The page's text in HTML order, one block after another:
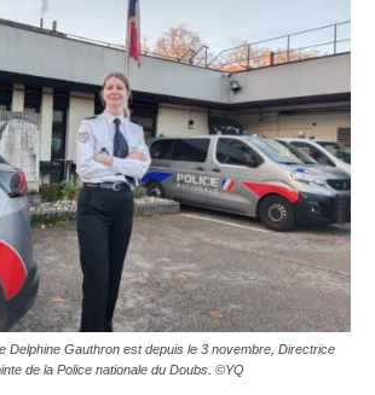
Delphine Gauthron est depuis le 3 novembre, Directrice
de la Police nationale du Doubs. ©YQ